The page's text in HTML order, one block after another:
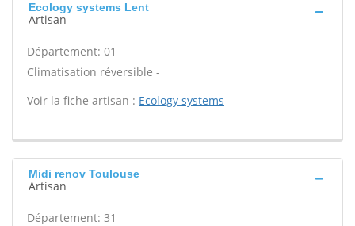
Ecology systems Lent
Artisan
Département: 01
Climatisation réversible -
Voir la fiche artisan : Ecology systems
Midi renov Toulouse
Artisan
Département: 31